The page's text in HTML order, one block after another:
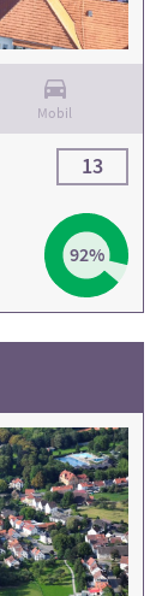
Mobil
92%
13